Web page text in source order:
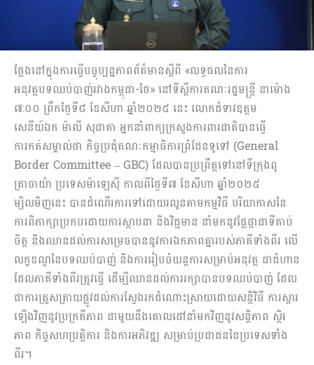
ថ្លែងនៅក្នុងការធ្វើបច្ចុប្បន្នភាពព័ត៌មានស្ដីពី «លទ្ធផលនៃការ
អនុវត្តបទឈប់បាញ់រវាងកម្ពុជា-ថៃ» នៅទីស្ដីការគណៈរដ្ឋមន្ត្រី នាម៉ោង
៧:០០ ព្រឹកថ្ងៃទី៨ ខែសីហា ឆ្នាំ២០២៥ នេះ លោកជំទាវឧត្តម
សេនីយ៍ឯក ម៉ាលី សុជាតា អ្នកនាំពាក្យក្រសួងការពារជាតិបានធ្វើ
ការកត់សម្គាល់ថា កិច្ចប្រជុំគណៈកម្មាធិការព្រំដែនទូទៅ (General
Border Committee – GBC) ដែលបានប្រព្រឹត្តទៅនៅទីក្រុងពូ
ត្រាចាយ៉ា ប្រទេសម៉ាឡេស៊ី កាលពីថ្ងៃទី៧ ខែសីហា ឆ្នាំ២០២៥
ម្សិលមិញនេះ បានដំណើរការទៅដោយរលូនតាមកម្មវិធី បរិយាកាសនៃ
ការពិភាក្សាប្រកបដោយការស្ថាបនា និងវិជ្ជមាន នាំមកនូវផ្លែផ្កាជាទីគាប់
ចិត្ត និងឈានដល់ការសម្រេចបាននូវការឯកភាពគ្នារបស់ភាគីទាំងពីរ លើ
លក្ខខណ្ឌនៃបទឈប់បាញ់ និងការរៀបចំយន្តការសម្រាប់អនុវត្ត ជាជំហាន
ដែលភាគីទាំងពីរត្រូវធ្វើ ដើម្បីឈានដល់ការរក្សាបានបទឈប់បាញ់ ដែល
ជាការត្រួសត្រាយផ្លូវដល់ការស្វែងរកដំណោះស្រាយដោយសន្តិវិធី ការស្តារ
ឡើងវិញនូវប្រក្រតីភាព ជាមួយនឹងគោលដៅនាំមកវិញនូវសន្តិភាព ស្ថិរ
ភាព កិច្ចសហប្រត្តិការ និងការអភិវឌ្ឍ សម្រាប់ប្រជាជននៃប្រទេសទាំង
ពីរ។